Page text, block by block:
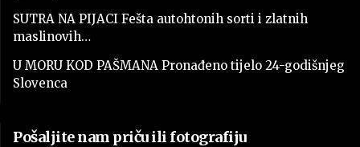
SUTRA NA PIJACI Fešta autohtonih sorti i zlatnih
maslinovih…
U MORU KOD PAŠMANA Pronađeno tijelo 24-godišnjeg
Slovenca
Pošaljite nam priču ili fotografiju